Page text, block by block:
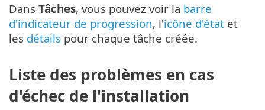
Dans Tâches, vous pouvez voir la barre
d'indicateur de progression, l'icône d'état et
les détails pour chaque tâche créée.
Liste des problèmes en cas
d'échec de l'installation